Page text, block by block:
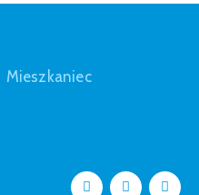
Mieszkaniec